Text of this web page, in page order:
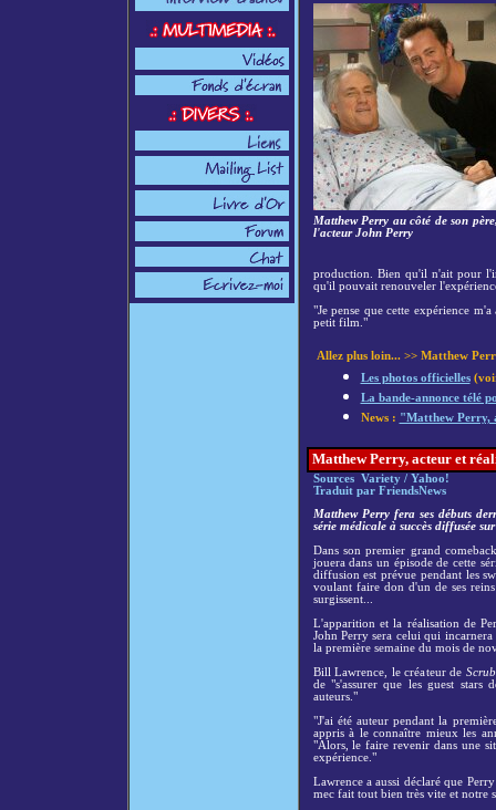
Matthew Perry au côté de son
l'acteur John Perry
production. Bien qu'il n'ait pour
qu'il pouvait renouveler
"Je pense que cette expérience
petit film."
Allez plus loin... >> Matthew
Les photos officielles
La bande-annonce télé
News : "Matthew Perry,
Matthew Perry, acteur et
Sources Variety / Yahoo!
Traduit par FriendsNews
Matthew Perry fera ses débuts
série médicale à succès diffusée
Dans son premier grand
jouera dans un épisode de cette
diffusion est prévue pendant les
voulant faire don d'un de ses
surgissent...
L'apparition et la réalisation de
John Perry sera celui qui
la première semaine du mois de
Bill Lawrence, le créateur de
de "s'assurer que les guest stars
auteurs."
"J'ai été auteur pendant la
appris à le connaître mieux les
"Alors, le faire revenir dans une
expérience."
Lawrence a aussi déclaré que
mec fait tout bien très vite et notre